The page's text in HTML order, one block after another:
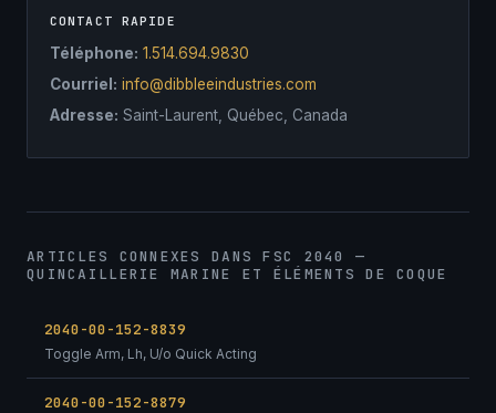
CONTACT RAPIDE
Téléphone: 1.514.694.9830
Courriel: info@dibbleeindustries.com
Adresse: Saint-Laurent, Québec, Canada
ARTICLES CONNEXES DANS FSC 2040 —
QUINCAILLERIE MARINE ET ÉLÉMENTS DE COQUE
2040-00-152-8839
Toggle Arm, Lh, U/o Quick Acting
2040-00-152-8879